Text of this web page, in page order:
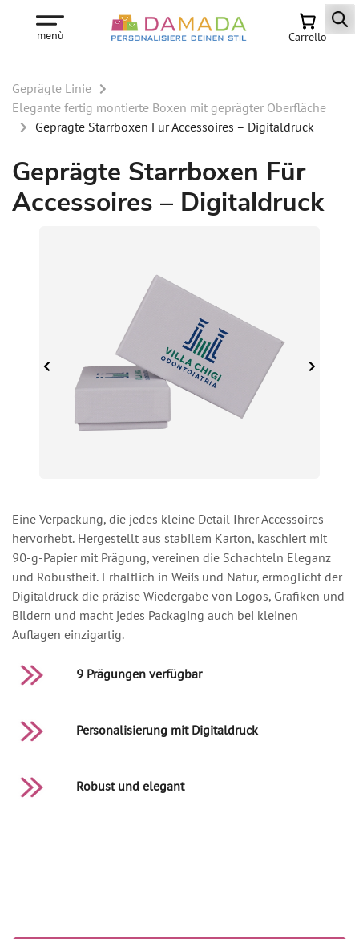
menù Carrello
Geprägte Linie
Elegante fertig montierte Boxen mit geprägter Oberfläche
Geprägte Starrboxen Für Accessoires – Digitaldruck
Geprägte Starrboxen Für
Accessoires – Digitaldruck
Eine Verpackung, die jedes kleine Detail Ihrer Accessoires
hervorhebt. Hergestellt aus stabilem Karton, kaschiert mit
90-g-Papier mit Prägung, vereinen die Schachteln Eleganz
und Robustheit. Erhältlich in Weiß und Natur, ermöglicht der
Digitaldruck die präzise Wiedergabe von Logos, Grafiken und
Bildern und macht jedes Packaging auch bei kleinen
Auflagen einzigartig.
9 Prägungen verfügbar
Personalisierung mit Digitaldruck
Robust und elegant